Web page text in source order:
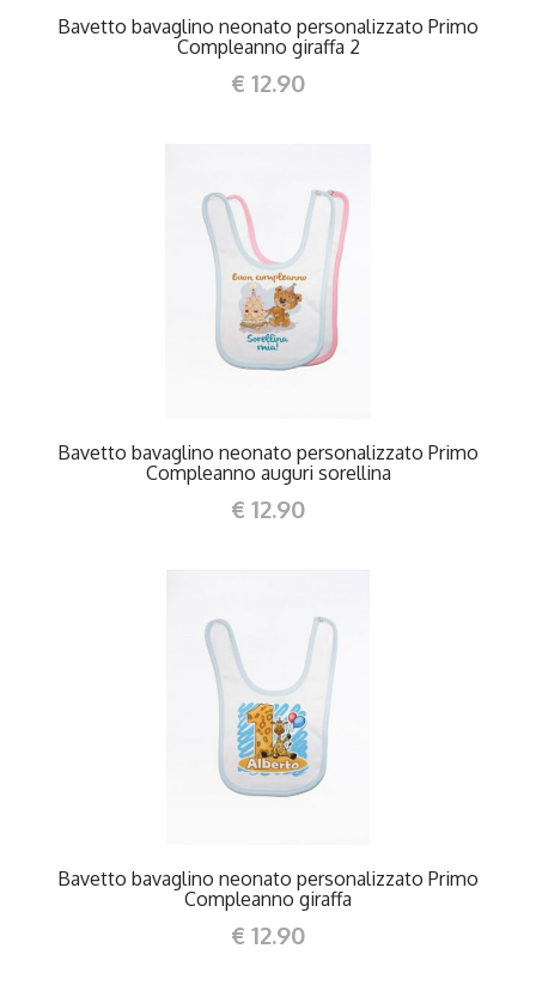
Bavetto bavaglino neonato personalizzato Primo
Compleanno giraffa 2
€ 12.90
DETTAGLI
Bavetto bavaglino neonato personalizzato Primo
Compleanno auguri sorellina
€ 12.90
DETTAGLI
Bavetto bavaglino neonato personalizzato Primo
Compleanno giraffa
€ 12.90